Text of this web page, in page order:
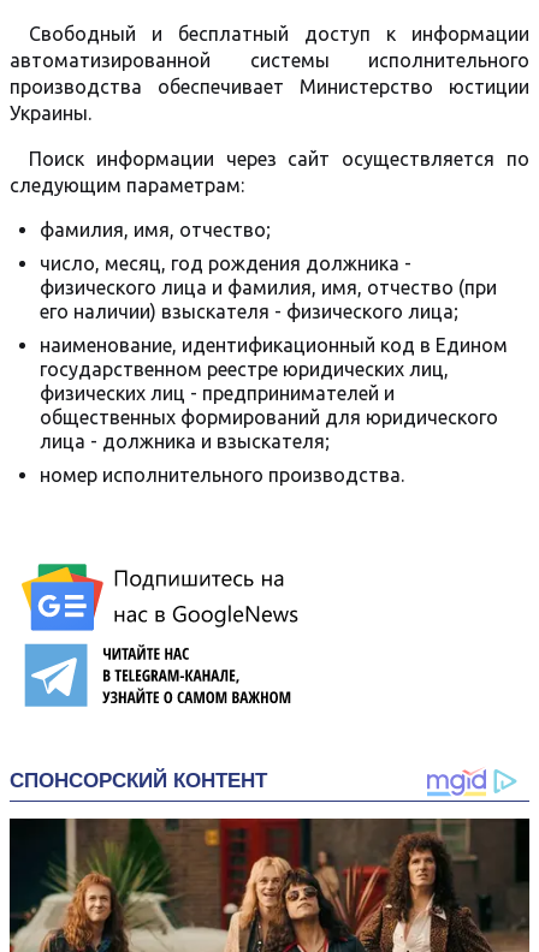
Свободный и бесплатный доступ к информации
автоматизированной системы исполнительного
производства обеспечивает Министерство юстиции
Украины.
Поиск информации через сайт осуществляется по
следующим параметрам:
фамилия, имя, отчество;
число, месяц, год рождения должника -
физического лица и фамилия, имя, отчество (при
его наличии) взыскателя - физического лица;
наименование, идентификационный код в Едином
государственном реестре юридических лиц,
физических лиц - предпринимателей и
общественных формирований для юридического
лица - должника и взыскателя;
номер исполнительного производства.